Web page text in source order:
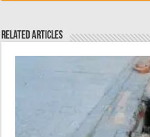
e
b r
at
Related Articles